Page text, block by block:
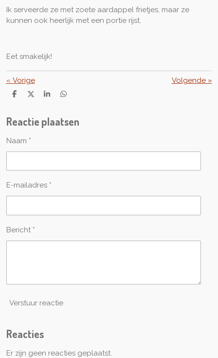
Ik serveerde ze met zoete aardappel frietjes, maar ze
kunnen ook heerlijk met een portie rijst.
Eet smakelijk!
« Vorige Volgende»
D
e
n
D
l
S
r
e
D
e
n
Reactie plaatsen
Naam *
E-mailadres *
Bericht *
Verstuur reactie
Reacties
Er zijn geen reacties geplaatst.